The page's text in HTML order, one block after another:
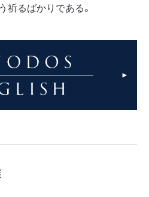
祈るばかりである。